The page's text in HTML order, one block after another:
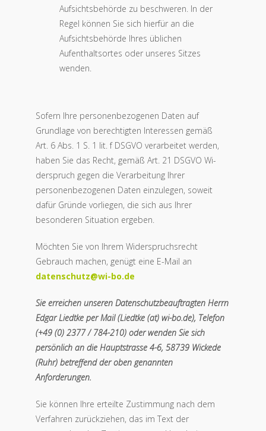
Aufsichtsbehörde zu beschweren. In der
Regel können Sie sich hierfür an die
Aufsichtsbehörde Ihres üblichen
Aufenthaltsortes oder unseres Sitzes
wenden.
Sofern Ihre personenbezogenen Daten auf
Grundlage von berechtigten Interessen gemäß
Art. 6 Abs. 1 S. 1 lit. f DSGVO verarbeitet werden,
haben Sie das Recht, gemäß Art. 21 DSGVO Wi­
derspruch gegen die Verarbeitung Ihrer
personenbezogenen Daten einzulegen, soweit
dafür Gründe vorliegen, die sich aus Ihrer
besonderen Situation ergeben.
Möchten Sie von Ihrem Widerspruchsrecht
Gebrauch machen, genügt eine E-Mail an
datenschutz@wi-bo.de
Sie erreichen unseren Datenschutzbeauftragten Herrn
Edgar Liedtke per Mail (Liedtke (at) wi-bo.de), Telefon
(+49 (0) 2377 / 784-210) oder wenden Sie sich
persönlich an die Hauptstrasse 4-6, 58739 Wickede
(Ruhr) betreffend der oben genannten
Anforderungen.
Sie können Ihre erteilte Zustimmung nach dem
Verfahren zurückziehen, das im Text der